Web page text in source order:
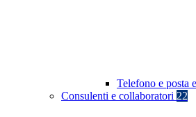
Telefono e posta
Consulenti e collaboratori 22